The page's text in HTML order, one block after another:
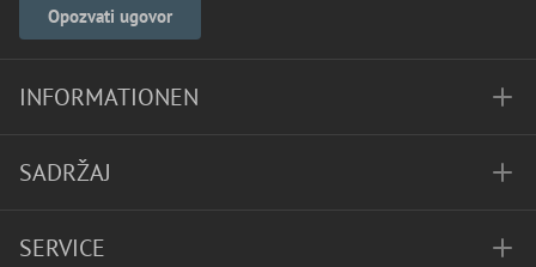
Opozvati ugovor
INFORMATIONEN
SADRŽAJ
SERVICE